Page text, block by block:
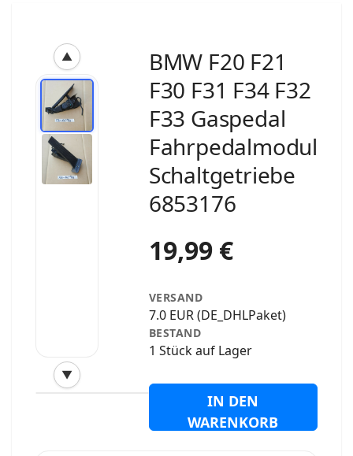
▲
▼
‹
BMW F20 F21
F30 F31 F34 F32
F33 Gaspedal
Fahrpedalmodul
Schaltgetriebe
6853176
19,99 €
VERSAND
7.0 EUR (DE_DHLPaket)
BESTAND
1 Stück auf Lager
IN DEN
WARENKORB